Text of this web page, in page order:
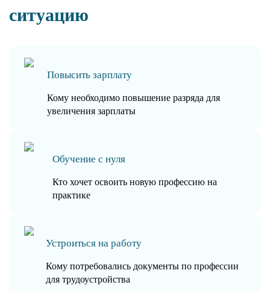
ситуацию
Повысить зарплату
Кому необходимо повышение разряда для
увеличения зарплаты
Обучение с нуля
Кто хочет освоить новую профессию на
практике
Устроиться на работу
Кому потребовались документы по профессии
для трудоустройства